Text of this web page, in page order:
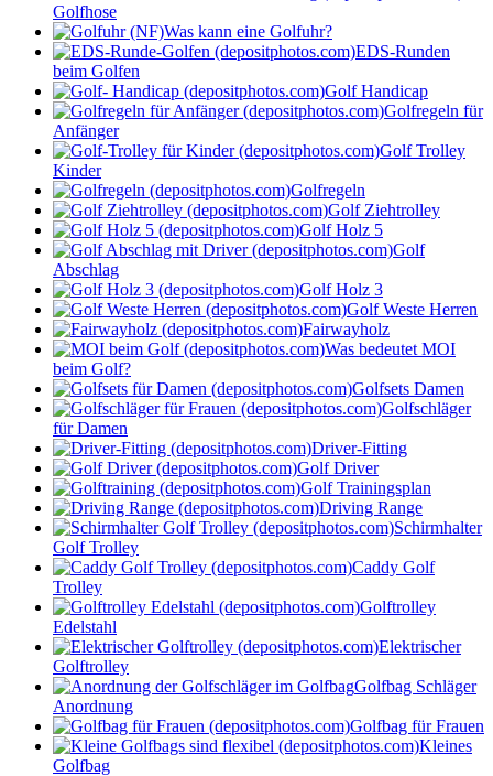
Golfhose
Was kann eine Golfuhr?
EDS-Runden
beim Golfen
Golf Handicap
Golfregeln für
Anfänger
Golf Trolley
Kinder
Golfregeln
Golf Ziehtrolley
Golf Holz 5
Golf
Abschlag
Golf Holz 3
Golf Weste Herren
Fairwayholz
Was bedeutet MOI
beim Golf?
Golfsets Damen
Golfschläger
für Damen
Driver-Fitting
Golf Driver
Golf Trainingsplan
Driving Range
Schirmhalter
Golf Trolley
Caddy Golf
Trolley
Golftrolley
Edelstahl
Elektrischer
Golftrolley
Golfbag Schläger
Anordnung
Golfbag für Frauen
Kleines
Golfbag